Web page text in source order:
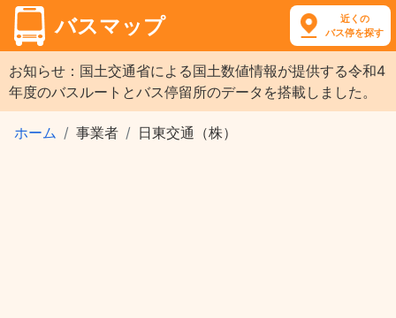
バスマップ
近くの
バス停を探す
お知らせ：国土交通省による国土数値情報が提供する令和4
年度のバスルートとバス停留所のデータを搭載しました。
ホーム 事業者 日東交通（株）